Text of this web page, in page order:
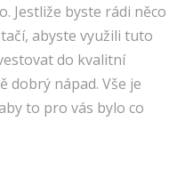
Jestliže byste rádi něco
abyste využili tuto
do kvalitní
nápad. Vše je
to pro vás bylo co